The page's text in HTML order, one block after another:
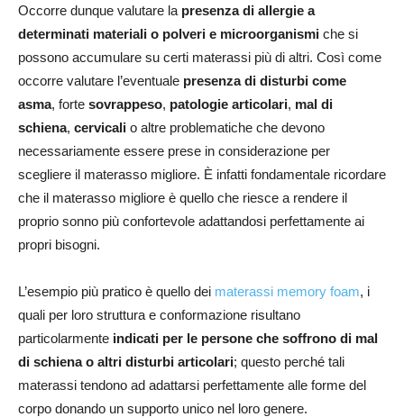
Occorre dunque valutare la presenza di allergie a
determinati materiali o polveri e microorganismi che si
possono accumulare su certi materassi più di altri. Così come
occorre valutare l’eventuale presenza di disturbi come
asma, forte sovrappeso, patologie articolari, mal di
schiena, cervicali o altre problematiche che devono
necessariamente essere prese in considerazione per
scegliere il materasso migliore. È infatti fondamentale ricordare
che il materasso migliore è quello che riesce a rendere il
proprio sonno più confortevole adattandosi perfettamente ai
propri bisogni.
L’esempio più pratico è quello dei materassi memory foam, i
quali per loro struttura e conformazione risultano
particolarmente indicati per le persone che soffrono di mal
di schiena o altri disturbi articolari; questo perché tali
materassi tendono ad adattarsi perfettamente alle forme del
corpo donando un supporto unico nel loro genere.